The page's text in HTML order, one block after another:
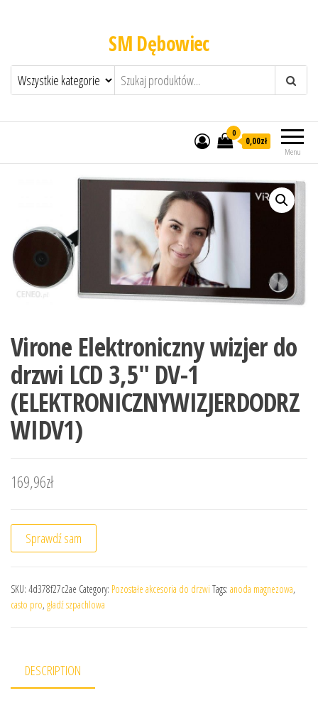
SM Dębowiec
Menu
0
0,00zł
Virone Elektroniczny wizjer do
drzwi LCD 3,5″ DV-1
(ELEKTRONICZNYWIZJERDODRZ
WIDV1)
169,96zł
Sprawdź sam
SKU: 4d378f27c2ae Category: Pozostałe akcesoria do drzwi Tags: anoda magnezowa,
casto pro, gładź szpachlowa
DESCRIPTION